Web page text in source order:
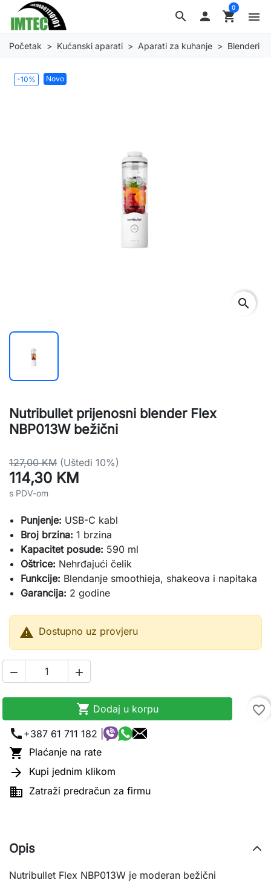
search  shopping_cart
0
menu
Početak Kućanski aparati Aparati za kuhanje Blenderi
-10% Novo
search
Nutribullet prijenosni blender Flex
NBP013W bežični
127,00 KM (Uštedi 10%)
114,30 KM
s PDV-om
Punjenje: USB-C kabl
Broj brzina: 1 brzina
Kapacitet posude: 590 ml
Oštrice: Nehrđajući čelik
Funkcije: Blendanje smoothieja, shakeova i napitaka
Garancija: 2 godine
 Dostupno uz provjeru
 
 Dodaj u korpu
favorite_border
call +387 61 711 182 |
 Plaćanje na rate
 Kupi jednim klikom
 Zatraži predračun za firmu
Opis
Nutribullet Flex NBP013W je moderan bežični